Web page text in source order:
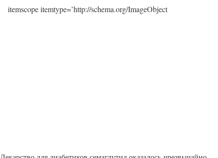
itemscope itemtype=’http://schema.org/ImageObject